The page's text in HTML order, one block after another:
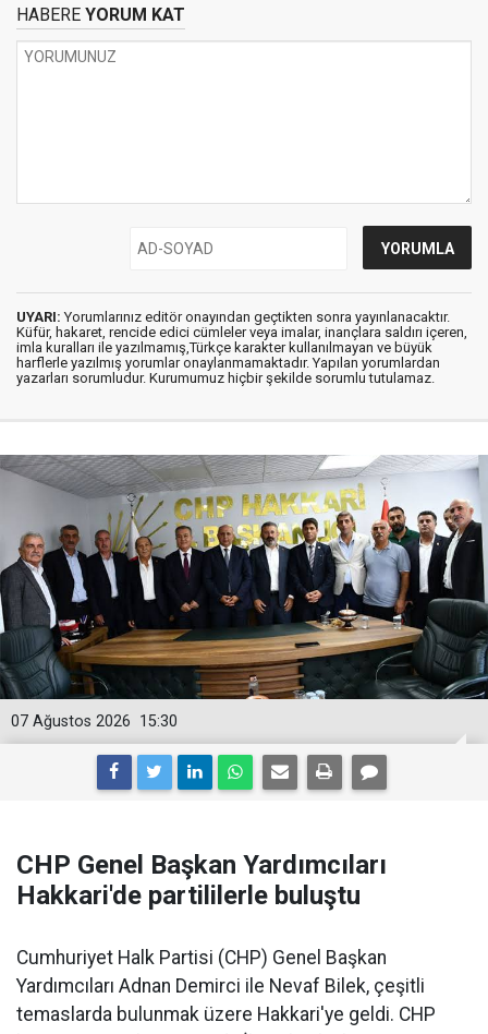
HABERE YORUM KAT
UYARI: Yorumlarınız editör onayından geçtikten sonra yayınlanacaktır.
Küfür, hakaret, rencide edici cümleler veya imalar, inançlara saldırı içeren,
imla kuralları ile yazılmamış,Türkçe karakter kullanılmayan ve büyük
harflerle yazılmış yorumlar onaylanmamaktadır. Yapılan yorumlardan
yazarları sorumludur. Kurumumuz hiçbir şekilde sorumlu tutulamaz.
15:30
07 Ağustos 2026
CHP Genel Başkan Yardımcıları
Hakkari'de partililerle buluştu
Cumhuriyet Halk Partisi (CHP) Genel Başkan
Yardımcıları Adnan Demirci ile Nevaf Bilek, çeşitli
temaslarda bulunmak üzere Hakkari'ye geldi. CHP